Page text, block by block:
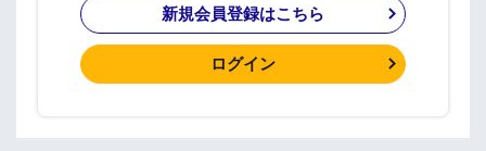
新規会員登録はこちら
ログイン